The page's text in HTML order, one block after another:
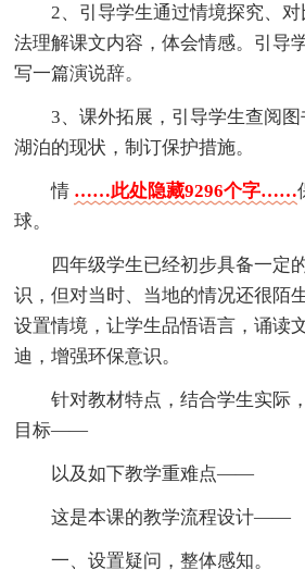
2、引导学生通过情境探究、
法理解课文内容，体会情感。引导
写一篇演说辞。
3、课外拓展，引导学生查阅
湖泊的现状，制订保护措施。
情 ……此处隐藏9296个字……
球。
四年级学生已经初步具备一定
识，但对当时、当地的情况还很陌
设置情境，让学生品悟语言，诵读
迪，增强环保意识。
针对教材特点，结合学生实际
目标——
以及如下教学重难点——
这是本课的教学流程设计——
一、设置疑问，整体感知。